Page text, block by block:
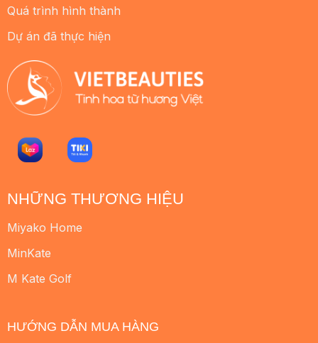
Quá trình hình thành
Dự án đã thực hiện
NHỮNG THƯƠNG HIỆU
Miyako Home
MinKate
M Kate Golf
HƯỚNG DẪN MUA HÀNG